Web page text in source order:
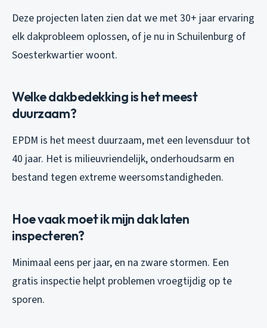
Deze projecten laten zien dat we met 30+ jaar ervaring
elk dakprobleem oplossen, of je nu in Schuilenburg of
Soesterkwartier woont.
Welke dakbedekking is het meest
duurzaam?
EPDM is het meest duurzaam, met een levensduur tot
40 jaar. Het is milieuvriendelijk, onderhoudsarm en
bestand tegen extreme weersomstandigheden.
Hoe vaak moet ik mijn dak laten
inspecteren?
Minimaal eens per jaar, en na zware stormen. Een
gratis inspectie helpt problemen vroegtijdig op te
sporen.